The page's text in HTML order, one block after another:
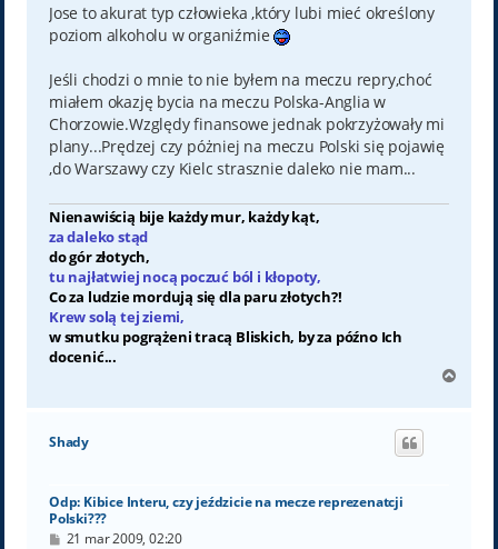
Jose to akurat typ człowieka ,który lubi mieć określony
poziom alkoholu w organiźmie
Jeśli chodzi o mnie to nie byłem na meczu repry,choć
miałem okazję bycia na meczu Polska-Anglia w
Chorzowie.Względy finansowe jednak pokrzyżowały mi
plany...Prędzej czy póżniej na meczu Polski się pojawię
,do Warszawy czy Kielc strasznie daleko nie mam...
Nienawiścią bije każdy mur, każdy kąt,
za daleko stąd
do gór złotych,
tu najłatwiej nocą poczuć ból i kłopoty,
Co za ludzie mordują się dla paru złotych?!
Krew solą tej ziemi,
w smutku pogrążeni tracą Bliskich, by za późno Ich
docenić...
g
Shady
Odp: Kibice Interu, czy jeździcie na mecze reprezenatcji
Polski???
P21 mar 2009, 02:20